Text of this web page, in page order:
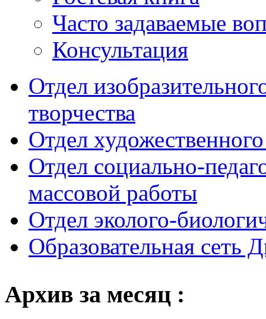
Часто задаваемые
Консультация
Отдел
творчества
Отдел
Отдел социально-
массовой работы
Отдел эколого-
Образовательная сеть
Архив за месяц :